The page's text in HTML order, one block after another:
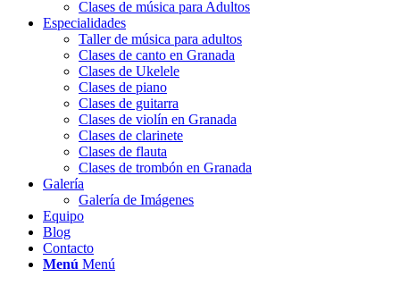
Clases de música para Adultos
Especialidades
Taller de música para adultos
Clases de canto en Granada
Clases de Ukelele
Clases de piano
Clases de guitarra
Clases de violín en Granada
Clases de clarinete
Clases de flauta
Clases de trombón en Granada
Galería
Galería de Imágenes
Equipo
Blog
Contacto
Menú Menú